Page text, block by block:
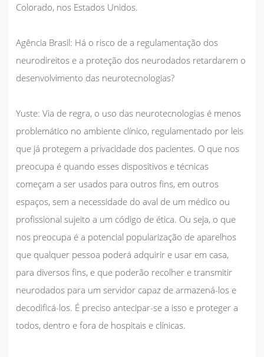
Colorado, nos Estados Unidos.
Agência Brasil: Há o risco de a regulamentação dos
neurodireitos e a proteção dos neurodados retardarem o
desenvolvimento das neurotecnologias?
Yuste: Via de regra, o uso das neurotecnologias é menos
problemático no ambiente clínico, regulamentado por leis
que já protegem a privacidade dos pacientes. O que nos
preocupa é quando esses dispositivos e técnicas
começam a ser usados para outros fins, em outros
espaços, sem a necessidade do aval de um médico ou
profissional sujeito a um código de ética. Ou seja, o que
nos preocupa é a potencial popularização de aparelhos
que qualquer pessoa poderá adquirir e usar em casa,
para diversos fins, e que poderão recolher e transmitir
neurodados para um servidor capaz de armazená-los e
decodificá-los. É preciso antecipar-se a isso e proteger a
todos, dentro e fora de hospitais e clínicas.